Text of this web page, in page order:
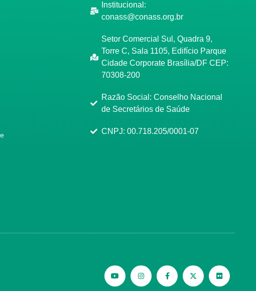
Institucional:
conass@conass.org.br
Setor Comercial Sul, Quadra 9,
Torre C, Sala 1105, Edifício Parque
Cidade Corporate Brasília/DF CEP:
70308-200
Razão Social: Conselho Nacional
de Secretários de Saúde
CNPJ: 00.718.205/0001-07